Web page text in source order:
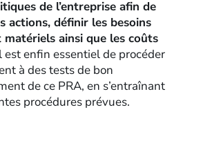
de l’entreprise afin de
actions, définir les besoins
matériels ainsi que les coûts
est enfin essentiel de procéder
à des tests de bon
de ce PRA, en s’entraînant
procédures prévues.